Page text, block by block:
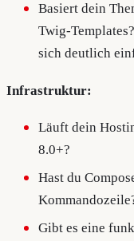
Basiert dein
Twig-
sich deutlich
Infrastruktur:
Läuft dein
8.0+?
Hast du
Gibt es eine